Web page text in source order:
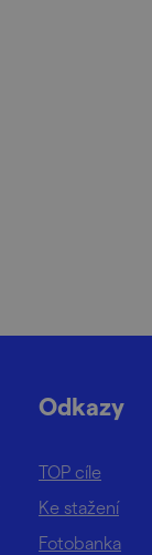
Odkazy
TOP cíle
Ke stažení
Fotobanka